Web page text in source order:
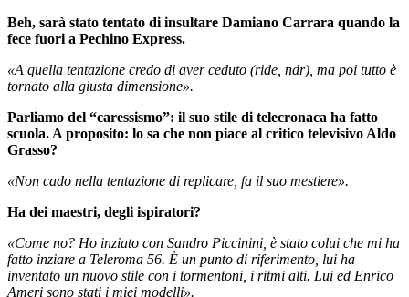
Beh, sarà stato tentato di insultare Damiano Carrara quando la
fece fuori a Pechino Express.
«A quella tentazione credo di aver ceduto (ride, ndr), ma poi tutto è
tornato alla giusta dimensione».
Parliamo del “caressismo”: il suo stile di telecronaca ha fatto
scuola. A proposito: lo sa che non piace al critico televisivo Aldo
Grasso?
«Non cado nella tentazione di replicare, fa il suo mestiere».
Ha dei maestri, degli ispiratori?
«Come no? Ho inziato con Sandro Piccinini, è stato colui che mi ha
fatto inziare a Teleroma 56. È un punto di riferimento, lui ha
inventato un nuovo stile con i tormentoni, i ritmi alti. Lui ed Enrico
Ameri sono stati i miei modelli».